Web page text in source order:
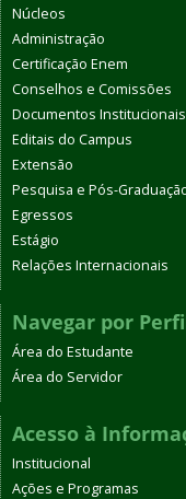
Núcleos
Administração
Certificação Enem
Conselhos e Comissões
Documentos Institucionais
Editais do Campus
Extensão
Pesquisa e Pós-
Egressos
Estágio
Relações Internacionais
Navegar por
Área do Estudante
Área do Servidor
Acesso à
Institucional
Ações e Programas